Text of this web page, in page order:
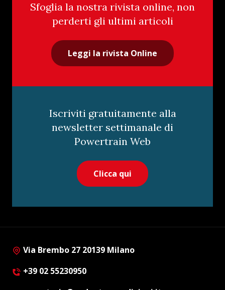
Sfoglia la nostra rivista online, non
perderti gli ultimi articoli
Leggi la rivista Online
Iscriviti gratuitamente alla
newsletter settimanale di
Powertrain Web
Clicca qui
Via Brembo 27 20139 Milano
+39 02 55230950